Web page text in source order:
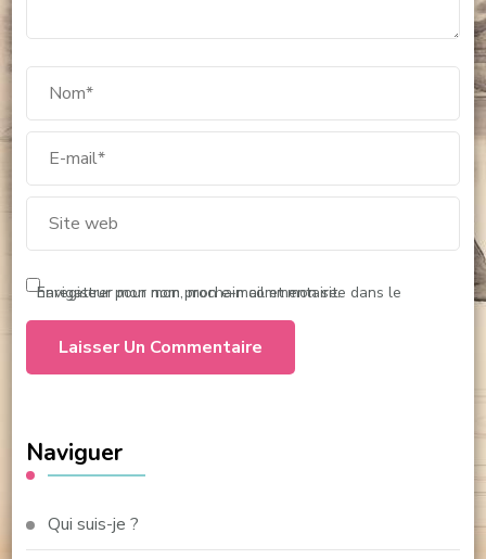
Enregistrer mon nom, mon e-mail et mon site dans le navigateur pour mon prochain commentaire.
Naviguer
Qui suis-je ?